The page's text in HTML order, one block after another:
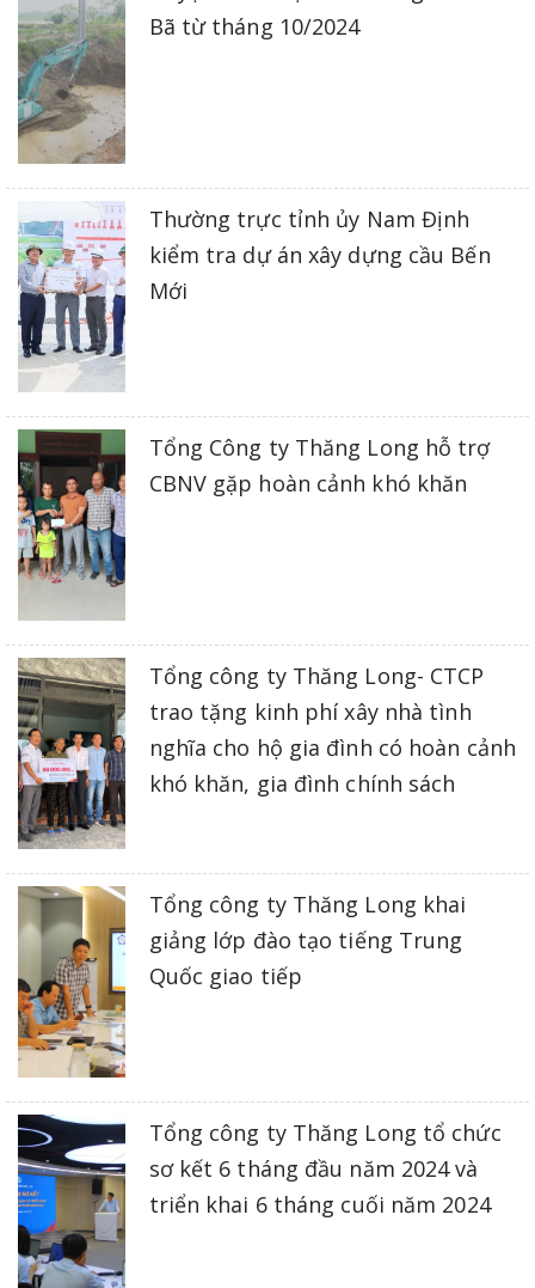
Bã từ tháng 10/2024
Thường trực tỉnh ủy Nam Định
kiểm tra dự án xây dựng cầu Bến
Mới
Tổng Công ty Thăng Long hỗ trợ
CBNV gặp hoàn cảnh khó khăn
Tổng công ty Thăng Long- CTCP
trao tặng kinh phí xây nhà tình
nghĩa cho hộ gia đình có hoàn cảnh
khó khăn, gia đình chính sách
Tổng công ty Thăng Long khai
giảng lớp đào tạo tiếng Trung
Quốc giao tiếp
Tổng công ty Thăng Long tổ chức
sơ kết 6 tháng đầu năm 2024 và
triển khai 6 tháng cuối năm 2024